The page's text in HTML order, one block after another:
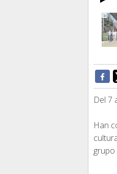
Del 7
Han
grupo